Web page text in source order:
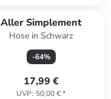
Aller Simplement
Hose in Schwarz
-64%
17,99 €
UVP: 50,00 €*